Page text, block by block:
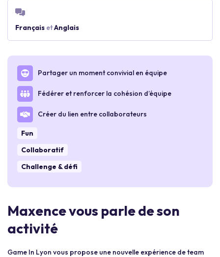
Français etAnglais
Partager un moment convivial en équipe
Fédérer et renforcer la cohésion d’équipe
Créer du lien entre collaborateurs
Fun
Collaboratif
Challenge & défi
Maxence vous parle de son
activité
Game In Lyon vous propose une nouvelle expérience de team